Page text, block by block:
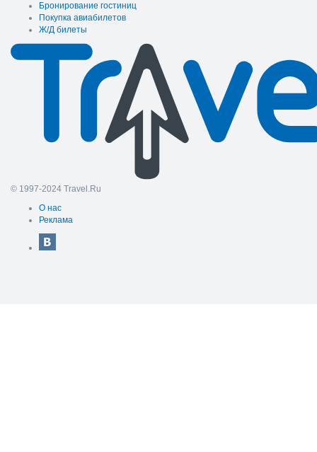
Бронирование гостиниц
Покупка авиабилетов
Ж/Д билеты
© 1997-2024 Travel.Ru
О нас
Реклама